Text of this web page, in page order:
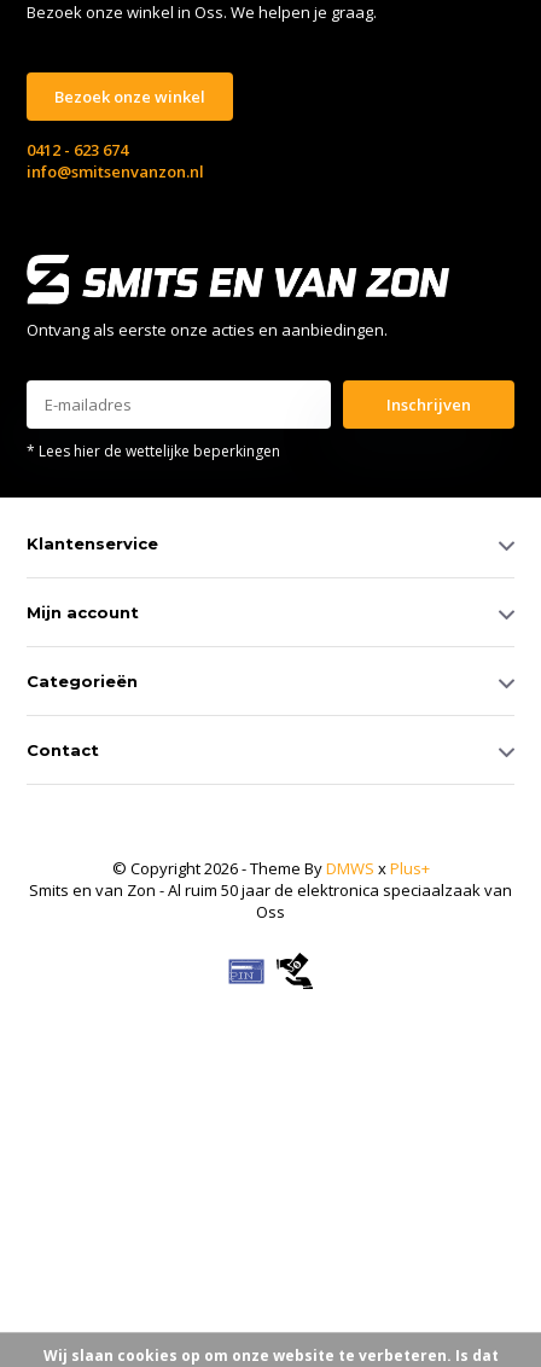
Bezoek onze winkel in Oss. We helpen je graag.
Bezoek onze winkel
0412 - 623 674
info@smitsenvanzon.nl
Ontvang als eerste onze acties en aanbiedingen.
Inschrijven
* Lees hier de wettelijke beperkingen
Klantenservice
Mijn account
Categorieën
Contact
© Copyright 2026 - Theme ByDMWS xPlus+
Smits en van Zon - Al ruim 50 jaar de elektronica speciaalzaak van
Oss
Wij slaan cookies op om onze website te verbeteren. Is dat